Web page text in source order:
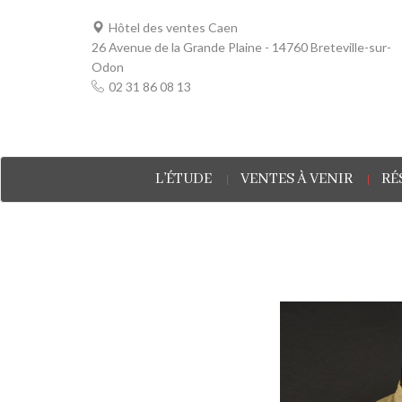
Hôtel des ventes Caen
26 Avenue de la Grande Plaine - 14760 Breteville-sur-
Odon
02 31 86 08 13
L’ÉTUDE VENTES À VENIR